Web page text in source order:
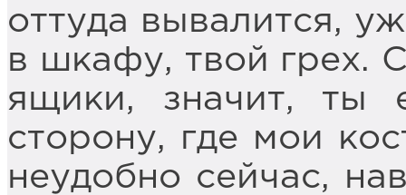
оттуда вывалится,
в шкафу, твой грех.
ящики, значит, ты
сторону, где мои
неудобно сейчас,